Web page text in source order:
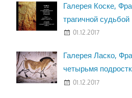
Галерея Коске,
трагичной судьбой
01.12.2017
Галерея Ласко,
четырьмя
01.12.2017